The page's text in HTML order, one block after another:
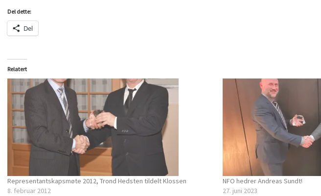
Del dette:
Del
Relatert
Representantskapsmøte 2012, Trond Hedsten tildelt Klossen
8. februar 2012
NFO hedrer Andreas Sundt!
27. juni 2023